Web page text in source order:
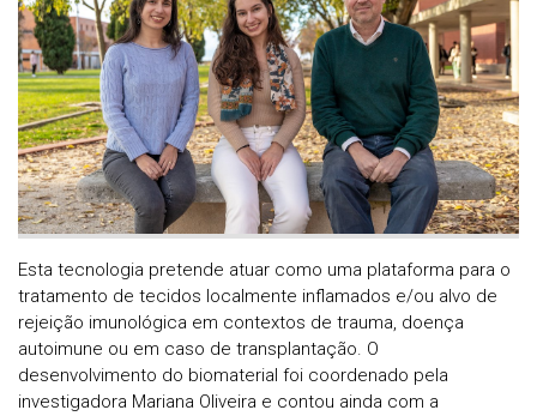
Esta tecnologia pretende atuar como uma plataforma para o
tratamento de tecidos localmente inflamados e/ou alvo de
rejeição imunológica em contextos de trauma, doença
autoimune ou em caso de transplantação. O
desenvolvimento do biomaterial foi coordenado pela
investigadora Mariana Oliveira e contou ainda com a